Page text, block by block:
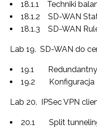
18.1.1 Techniki
18.1.2 SD-WAN
18.1.3 SD-WAN
Lab 19. SD-WAN do
19.1 Redundantny
19.2 Konfiguracja
Lab 20. IPSec VPN
20.1 Split